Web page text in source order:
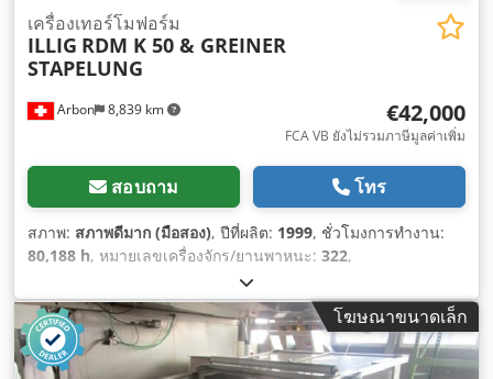
Arbon 8,839 km
เครื่องเทอร์โมฟอร์ม
ILLIG RDM K 50 & GREINER
STAPELUNG
€42,000
FCA VB ยังไม่รวมภาษีมูลค่าเพิ่ม
สอบถาม โทร
สภาพ: สภาพดีมาก (มือสอง), ปีที่ผลิต: 1999, ชั่วโมงการทำงาน:
80,188 h, หมายเลขเครื่องจักร/ยานพาหนะ: 322,
โฆษณาขนาดเล็ก